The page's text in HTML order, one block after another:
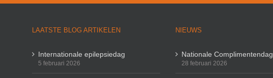
LAATSTE BLOG ARTIKELEN
Internationale epilepsiedag
5 februari 2026
NIEUWS
Nationale Complimentendag
28 februari 2026